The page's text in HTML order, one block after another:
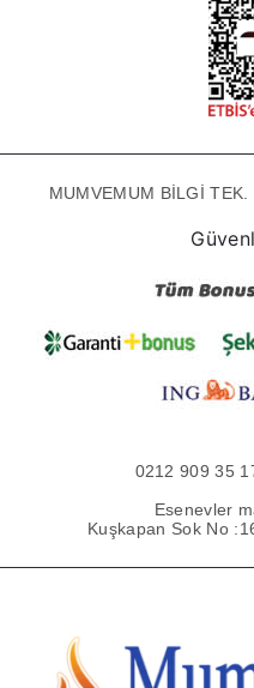
MUMVEMUM BİLGİ
0212 909 35
Esenevler
Kuşkapan Sok No